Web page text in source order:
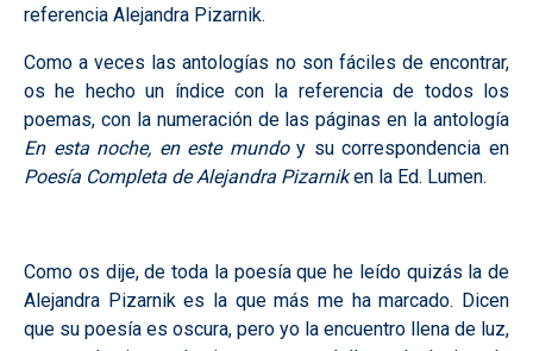
referencia Alejandra Pizarnik.
Como a veces las antologías no son fáciles de encontrar,
os he hecho un índice con la referencia de todos los
poemas, con la numeración de las páginas en la antología
En esta noche, en este mundoy su correspondencia en
Poesía Completa de Alejandra Pizarniken la Ed. Lumen.
Como os dije, de toda la poesía que he leído quizás la de
Alejandra Pizarnik es la que más me ha marcado. Dicen
que su poesía es oscura, pero yo la encuentro llena de luz,